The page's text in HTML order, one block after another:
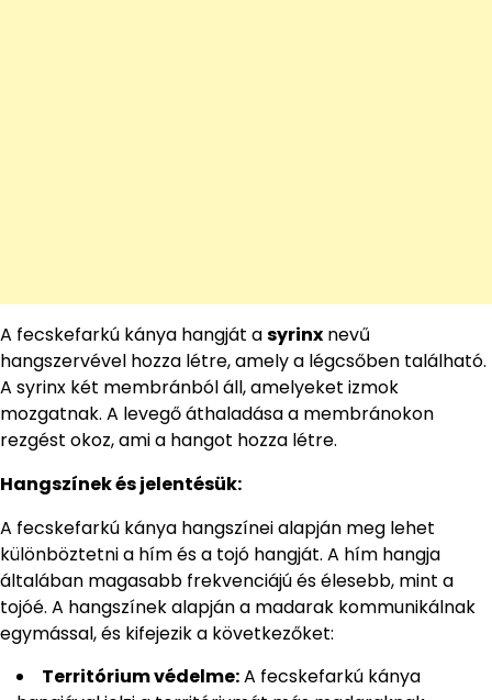
A fecskefarkú kánya hangját asyrinx nevű
hangszervével hozza létre, amely a légcsőben található.
A syrinx két membránból áll, amelyeket izmok
mozgatnak. A levegő áthaladása a membránokon
rezgést okoz, ami a hangot hozza létre.
Hangszínek és jelentésük:
A fecskefarkú kánya hangszínei alapján meg lehet
különböztetni a hím és a tojó hangját. A hím hangja
általában magasabb frekvenciájú és élesebb, mint a
tojóé. A hangszínek alapján a madarak kommunikálnak
egymással, és kifejezik a következőket:
Territórium védelme:A fecskefarkú kánya